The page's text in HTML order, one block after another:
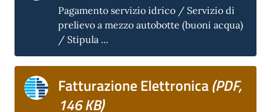
Pagamento servizio idrico / Servizio di
prelievo a mezzo autobotte (buoni acqua)
/ Stipula ...
Fatturazione Elettronica(PDF,
146 KB)